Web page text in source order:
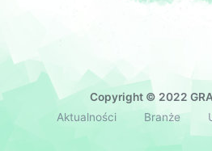
Copyright © 2022
Aktualności
Branże